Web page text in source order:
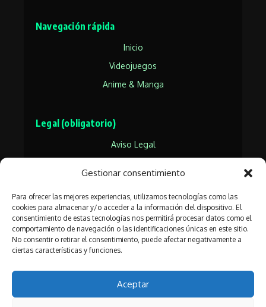
Gestionar consentimiento
Para ofrecer las mejores experiencias, utilizamos tecnologías como las
cookies para almacenar y/o acceder a la información del dispositivo. El
consentimiento de estas tecnologías nos permitirá procesar datos como el
comportamiento de navegación o las identificaciones únicas en este sitio.
No consentir o retirar el consentimiento, puede afectar negativamente a
ciertas características y funciones.
Aceptar
Navegación rápida
Inicio
Videojuegos
Anime & Manga
Legal (obligatorio)
Aviso Legal
Síguenos en las redes frikis
🐦 📸 ▶️ 💬